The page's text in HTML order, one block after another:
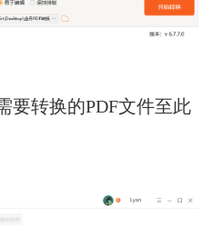
转换的PDF文件至此